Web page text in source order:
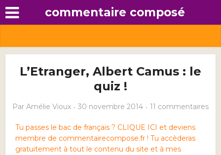
commentaire composé
L’Etranger, Albert Camus : le
quiz !
Par Amélie Vioux 30 novembre 2014 11 commentaires
Tu passes le bac de français ? CLIQUE ICI et deviens
membre de commentairecompose.fr ! Tu accèderas
gratuitement à tout le contenu du site et à mes